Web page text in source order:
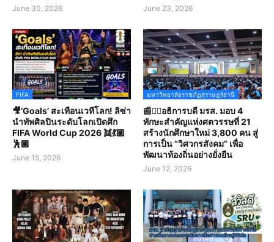
June 30, 2026 June 23, 2026
FIFA
🎥‘Goals’ สะเทือนเวทีโลก! ลิซ่า
นำทัพศิลปินระดับโลกเปิดศึก
FIFA World Cup 2026 👯💃🏼
🕺🏽
June 15, 2026
มหาวิทยาลัยราชภัฏสุราษฎร์ธานี
📰✍🏻อธิการบดี มรส. มอบ 4
ทักษะสำคัญแห่งศตวรรษที่ 21
สร้างนักศึกษาใหม่ 3,800 คน สู่
การเป็น “วิศวกรสังคม” เพื่อ
พัฒนาท้องถิ่นอย่างยั่งยืน
June 12, 2026